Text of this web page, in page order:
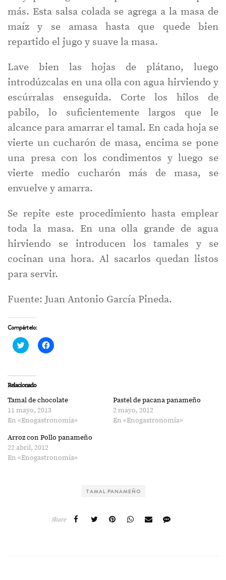
más. Esta salsa colada se agrega a la masa de
maíz y se amasa hasta que quede bien
repartido el jugo y suave la masa.
Lave bien las hojas de plátano, luego
introdúzcalas en una olla con agua hirviendo y
escúrralas enseguida. Corte los hilos de
pabilo, lo suficientemente largos que le
alcance para amarrar el tamal. En cada hoja se
vierte un cucharón de masa, encima se pone
una presa con los condimentos y luego se
vierte medio cucharón más de masa, se
envuelve y amarra.
Se repite este procedimiento hasta emplear
toda la masa. En una olla grande de agua
hirviendo se introducen los tamales y se
cocinan una hora. Al sacarlos quedan listos
para servir.
Fuente: Juan Antonio García Pineda.
Compártelo:
Haz
clic
Twitter
(Se
abre
en
una
ventana
nueva)
Haz
clic
en
una
ventana
nueva)
Relacionado
Tamal de chocolate
11 mayo, 2013
En «Enogastronomía»
Pastel de pacana panameño
2 mayo, 2012
En «Enogastronomía»
Arroz con Pollo panameño
22 abril, 2012
En «Enogastronomía»
TAMAL PANAMEÑO
Share